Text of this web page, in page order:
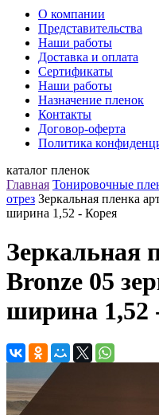
О компании
Представительства
Наши работы
Доставка и оплата
Сертификаты
Наши работы
Назначение пленок
Контакты
Договор-оферта
Политика
каталог пленок
Главная Тонировочные
отрез Зеркальная пленка
ширина 1,52 - Корея
Зеркальная
Bronze 05
ширина 1,52